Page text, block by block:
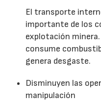
El transporte
importante de los
explotación
consume
genera desgaste.
Disminuyen las
manipulación